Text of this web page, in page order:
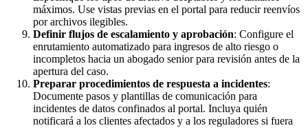
máximos. Use vistas previas en el portal para reducir reenvíos
por archivos ilegibles.
Definir flujos de escalamiento y aprobación: Configure el
enrutamiento automatizado para ingresos de alto riesgo o
incompletos hacia un abogado senior para revisión antes de la
apertura del caso.
Preparar procedimientos de respuesta a incidentes:
Documente pasos y plantillas de comunicación para
incidentes de datos confinados al portal. Incluya quién
notificará a los clientes afectados y a los reguladores si fuera